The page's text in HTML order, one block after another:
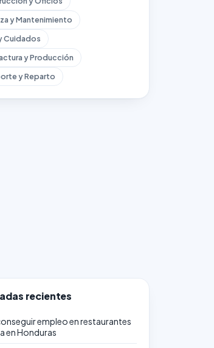
y Mantenimiento
Cuidados
y Producción
y Reparto
recientes
empleo en restaurantes
en Honduras